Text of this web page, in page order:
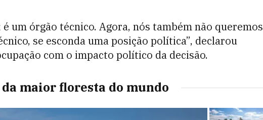
um órgão técnico. Agora, nós também não queremos
se esconda uma posição política”, declarou
com o impacto político da decisão.
maior floresta do mundo